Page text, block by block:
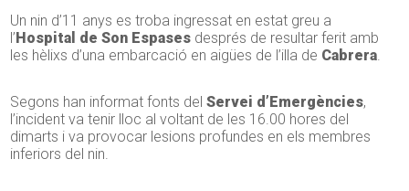
Un nin d’11 anys es troba ingressat en estat greu a
l’ Hospital de Son Espases després de resultar ferit amb
les hèlixs d’una embarcació en aigües de l’illa de Cabrera.
Segons han informat fonts delServei d’Emergències,
l’incident va tenir lloc al voltant de les 16.00 hores del
dimarts i va provocar lesions profundes en els membres
inferiors del nin.